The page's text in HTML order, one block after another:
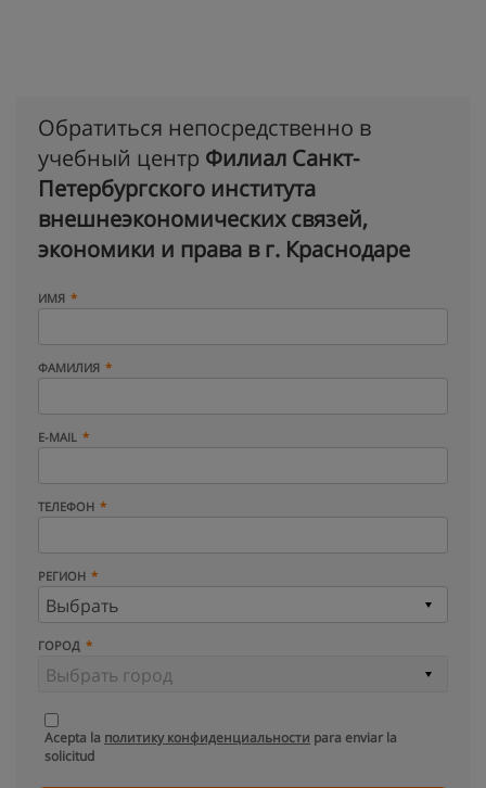
Обратиться непосредственно в
учебный центр Филиал Санкт-
Петербургского института
внешнеэкономических связей,
экономики и права в г. Краснодаре
ИМЯ
ФАМИЛИЯ
E-MAIL
ТЕЛЕФОН
РЕГИОН
ГОРОД
Acepta la политику конфиденциальности para enviar la
solicitud